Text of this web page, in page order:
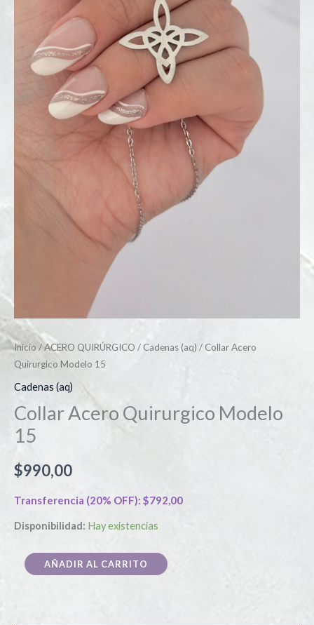
Inicio /ACERO QUIRÚRGICO /Cadenas (aq) / Collar Acero
Quirurgico Modelo 15
Cadenas (aq)
Collar Acero Quirurgico Modelo
15
$990,00
Transferencia (20% OFF): $792,00
Disponibilidad: Hay existencias
AÑADIR AL CARRITO